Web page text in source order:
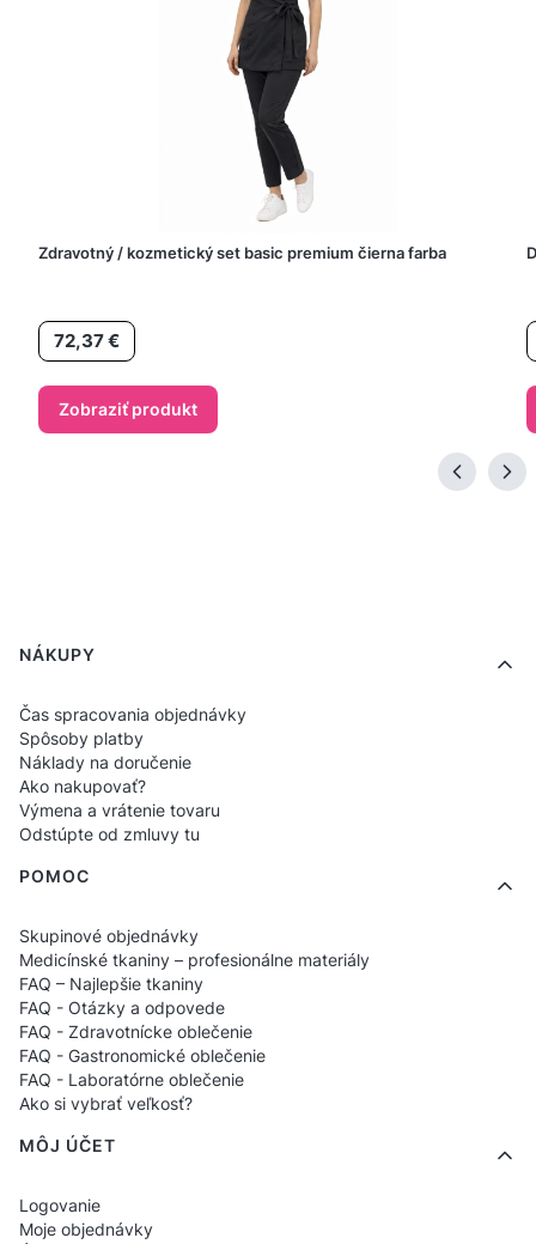
Zdravotný / kozmetický set basic premium čierna farba
Cena
72,37 €
Zobraziť produkt
Ponuka v pätičke
NÁKUPY
Čas spracovania objednávky
Spôsoby platby
Náklady na doručenie
Ako nakupovať?
Výmena a vrátenie tovaru
Odstúpte od zmluvy tu
POMOC
Skupinové objednávky
Medicínské tkaniny – profesionálne materiály
FAQ – Najlepšie tkaniny
FAQ - Otázky a odpovede
FAQ - Zdravotnícke oblečenie
FAQ - Gastronomické oblečenie
FAQ - Laboratórne oblečenie
Ako si vybrať veľkosť?
MÔJ ÚČET
Logovanie
Moje objednávky